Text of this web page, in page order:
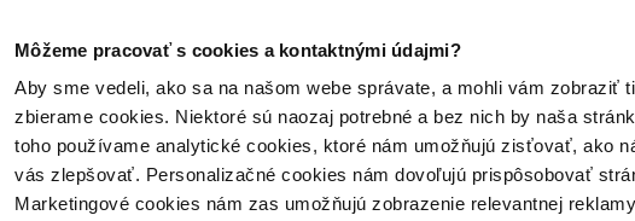
Môžeme pracovať s cookies a kontaktnými údajmi?
Aby sme vedeli, ako sa na našom webe správate, a mohli vám zobraziť
zbierame cookies. Niektoré sú naozaj potrebné a bez nich by naša
toho používame analytické cookies, ktoré nám umožňujú zisťovať, ako
vás zlepšovať. Personalizačné cookies nám dovoľujú prispôsobovať
Marketingové cookies nám zas umožňujú zobrazenie relevantnej
Poukážky Kontakt